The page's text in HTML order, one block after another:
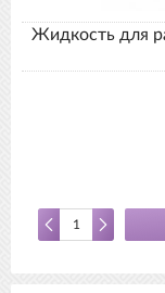
Жидкость для